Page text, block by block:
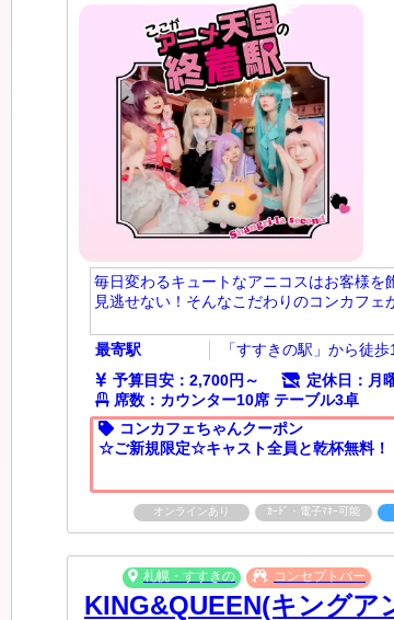
毎日変わるキュートなアニコスはお客様を
見逃せない！そんなこだわりのコンカフェ
最寄駅
「すすきの駅」から徒歩
予算目安：2,700円～
定休日：月
席数：カウンター10席 テーブル3卓
コンカフェちゃんクーポン
☆ご新規限定☆キャスト全員と乾杯無料！
オンラインあり ｶｰﾄﾞ・電子ﾏﾈｰ可能
札幌・すすきの コンセプトバー
KING&QUEEN(キングア